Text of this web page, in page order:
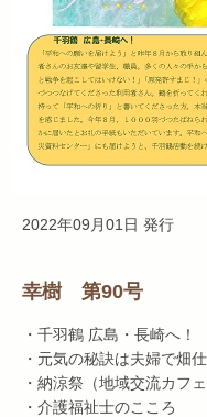
2022年09月01日 発行
幸樹 第90号
・千羽鶴 広島・長崎へ！
・元気の秘訣は夫婦で畑仕
・納涼祭（地域交流カフェ
・介護福祉士のこころ